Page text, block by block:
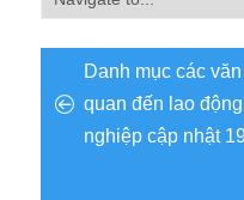
Danh mục các
quan đến lao
nghiệp cập nhật